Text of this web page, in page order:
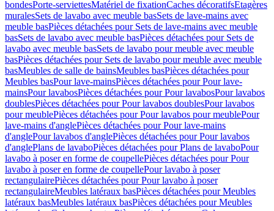
bondesPorte-serviettesMatériel de fixationCaches décoratifsEtagères
muralesSets de lavabo avec meuble basSets de lave-mains avec
meuble basPièces détachées pour Sets de lave-mains avec meuble
basSets de lavabo avec meuble basPièces détachées pour Sets de
lavabo avec meuble basSets de lavabo pour meuble avec meuble
basPièces détachées pour Sets de lavabo pour meuble avec meuble
basMeubles de salle de bainsMeubles basPièces détachées pour
Meubles basPour lave-mainsPièces détachées pour Pour lave-
mainsPour lavabosPièces détachées pour Pour lavabosPour lavabos
doublesPièces détachées pour Pour lavabos doublesPour lavabos
pour meublePièces détachées pour Pour lavabos pour meublePour
lave-mains d'anglePièces détachées pour Pour lave-mains
d'anglePour lavabos d'anglePièces détachées pour Pour lavabos
d'anglePlans de lavaboPièces détachées pour Plans de lavaboPour
lavabo à poser en forme de coupellePièces détachées pour Pour
lavabo à poser en forme de coupellePour lavabo à poser
rectangulairePièces détachées pour Pour lavabo à poser
rectangulaireMeubles latéraux basPièces détachées pour Meubles
latéraux basMeubles latéraux basPièces détachées pour Meubles